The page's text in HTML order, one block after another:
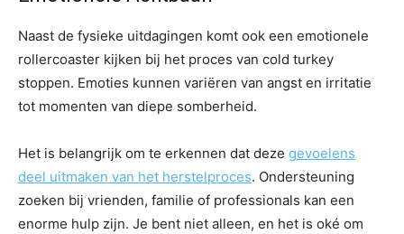
Naast de fysieke uitdagingen komt ook een emotionele
rollercoaster kijken bij het proces van cold turkey
stoppen. Emoties kunnen variëren van angst en irritatie
tot momenten van diepe somberheid.
Het is belangrijk om te erkennen dat deze gevoelens
deel uitmaken van het herstelproces. Ondersteuning
zoeken bij vrienden, familie of professionals kan een
enorme hulp zijn. Je bent niet alleen, en het is oké om